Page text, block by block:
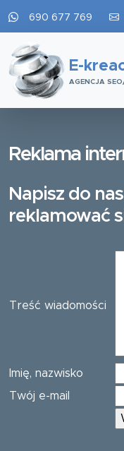
690 677 769
E-
AGENCJA
Reklama
Napisz do
reklamować
Treść wiadomości
Imię, nazwisko
Twój e-mail